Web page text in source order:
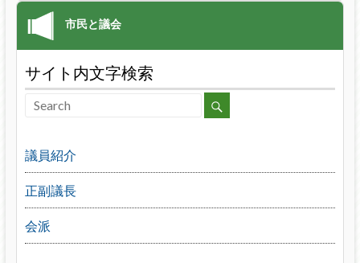
サイト内文字検索
議員紹介
正副議長
会派